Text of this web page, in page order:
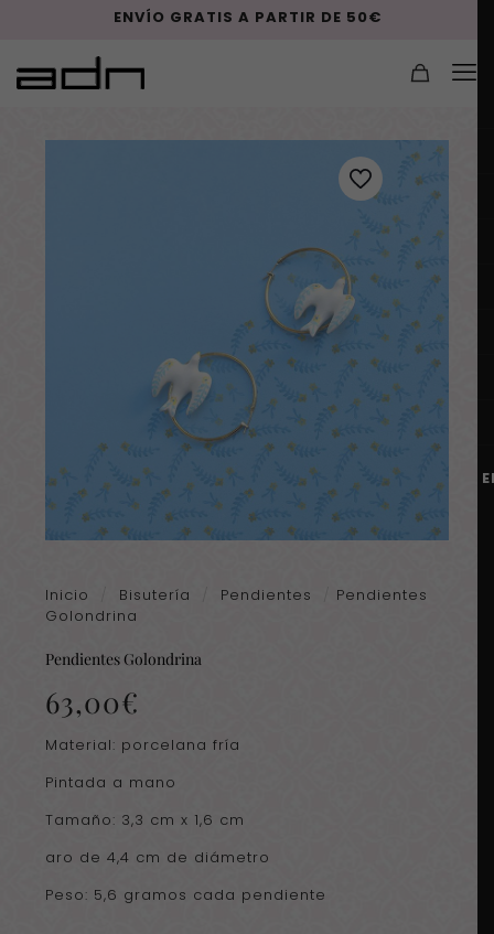
ENVÍO GRATIS A PARTIR DE 50€
Inicio Bisutería Pendientes
Pendientes
Golondrina
Pendientes Golondrina
63,00€
Material: porcelana fría
Pintada a mano
Tamaño: 3,3 cm x 1,6 cm
aro de 4,4 cm de diámetro
Peso: 5,6 gramos cada pendiente